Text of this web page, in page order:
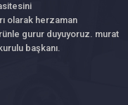
olarak herzaman
gurur duyuyoruz. murat
başkanı.